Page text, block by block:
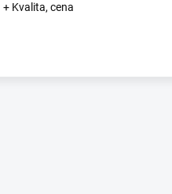
+ Kvalita, cena